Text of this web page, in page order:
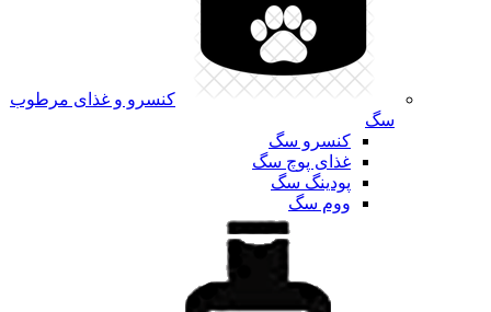
کنسرو و غذای مرطوب
سگ
کنسرو سگ
غذای پوچ سگ
پودینگ سگ
ووم سگ